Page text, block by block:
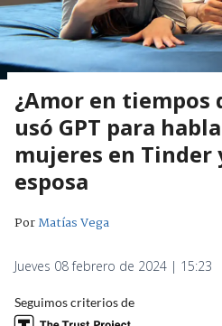
¿Amor en tiempos
usó GPT para
mujeres en Tinder
esposa
PorMatías Vega
Jueves 08 febrero de 2024 | 15:23
Seguimos criterios de